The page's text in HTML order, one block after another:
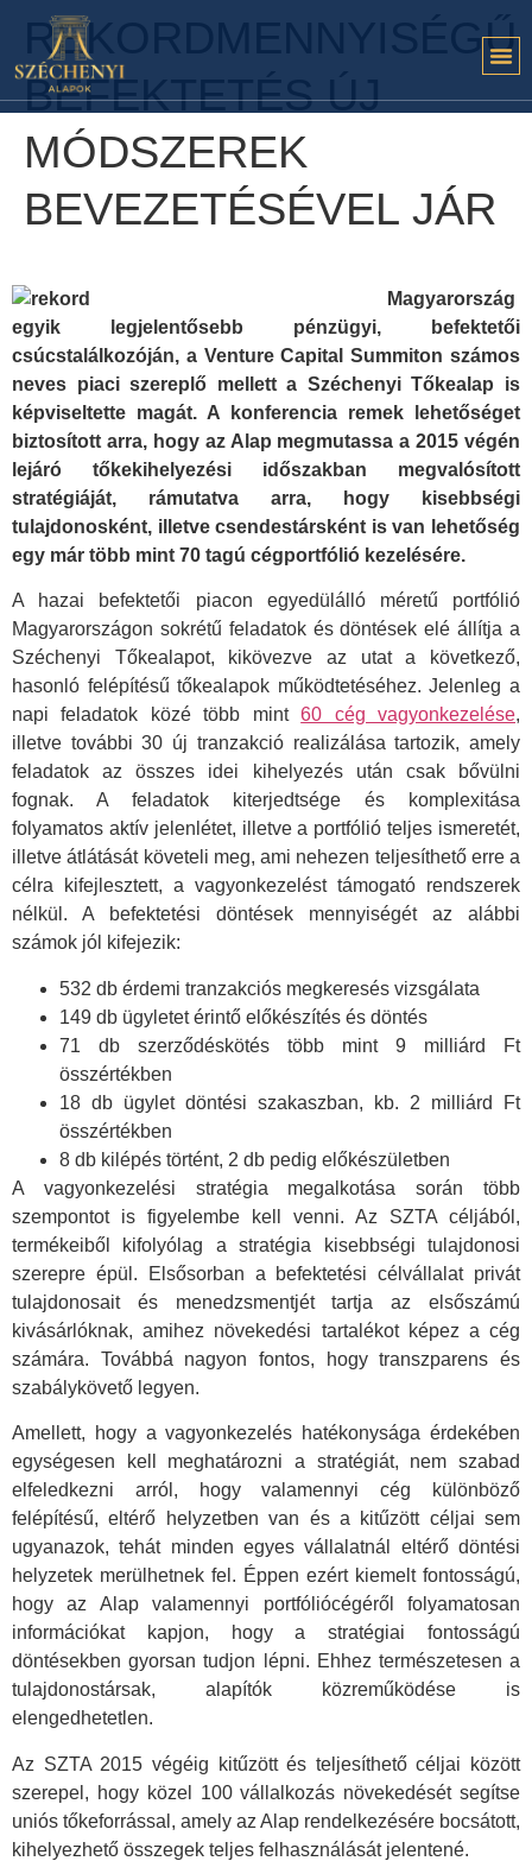
REKORDMENNYISÉGŰ
BEFEKTETÉS ÚJ
MÓDSZEREK
BEVEZETÉSÉVEL JÁR
Magyarország
egyik legjelentősebb pénzügyi, befektetői
csúcstalálkozóján, a Venture Capital Summiton számos
neves piaci szereplő mellett a Széchenyi Tőkealap is
képviseltette magát. A konferencia remek lehetőséget
biztosított arra, hogy az Alap megmutassa a 2015 végén
lejáró tőkekihelyezési időszakban megvalósított
stratégiáját, rámutatva arra, hogy kisebbségi
tulajdonosként, illetve csendestársként is van lehetőség
egy már több mint 70 tagú cégportfólió kezelésére.
A hazai befektetői piacon egyedülálló méretű portfólió
Magyarországon sokrétű feladatok és döntések elé állítja a
Széchenyi Tőkealapot, kikövezve az utat a következő,
hasonló felépítésű tőkealapok működtetéséhez. Jelenleg a
napi feladatok közé több mint60 cég vagyonkezelése,
illetve további 30 új tranzakció realizálása tartozik, amely
feladatok az összes idei kihelyezés után csak bővülni
fognak. A feladatok kiterjedtsége és komplexitása
folyamatos aktív jelenlétet, illetve a portfólió teljes ismeretét,
illetve átlátását követeli meg, ami nehezen teljesíthető erre a
célra kifejlesztett, a vagyonkezelést támogató rendszerek
nélkül. A befektetési döntések mennyiségét az alábbi
számok jól kifejezik:
532 db érdemi tranzakciós megkeresés vizsgálata
149 db ügyletet érintő előkészítés és döntés
71 db szerződéskötés több mint 9 milliárd Ft
összértékben
18 db ügylet döntési szakaszban, kb. 2 milliárd Ft
összértékben
8 db kilépés történt, 2 db pedig előkészületben
A vagyonkezelési stratégia megalkotása során több
szempontot is figyelembe kell venni. Az SZTA céljából,
termékeiből kifolyólag a stratégia kisebbségi tulajdonosi
szerepre épül. Elsősorban a befektetési célvállalat privát
tulajdonosait és menedzsmentjét tartja az elsőszámú
kivásárlóknak, amihez növekedési tartalékot képez a cég
számára. Továbbá nagyon fontos, hogy transzparens és
szabálykövető legyen.
Amellett, hogy a vagyonkezelés hatékonysága érdekében
egységesen kell meghatározni a stratégiát, nem szabad
elfeledkezni arról, hogy valamennyi cég különböző
felépítésű, eltérő helyzetben van és a kitűzött céljai sem
ugyanazok, tehát minden egyes vállalatnál eltérő döntési
helyzetek merülhetnek fel. Éppen ezért kiemelt fontosságú,
hogy az Alap valamennyi portfóliócégéről folyamatosan
információkat kapjon, hogy a stratégiai fontosságú
döntésekben gyorsan tudjon lépni. Ehhez természetesen a
tulajdonostársak, alapítók közreműködése is
elengedhetetlen.
Az SZTA 2015 végéig kitűzött és teljesíthető céljai között
szerepel, hogy közel 100 vállalkozás növekedését segítse
uniós tőkeforrással, amely az Alap rendelkezésére bocsátott,
kihelyezhető összegek teljes felhasználását jelentené.